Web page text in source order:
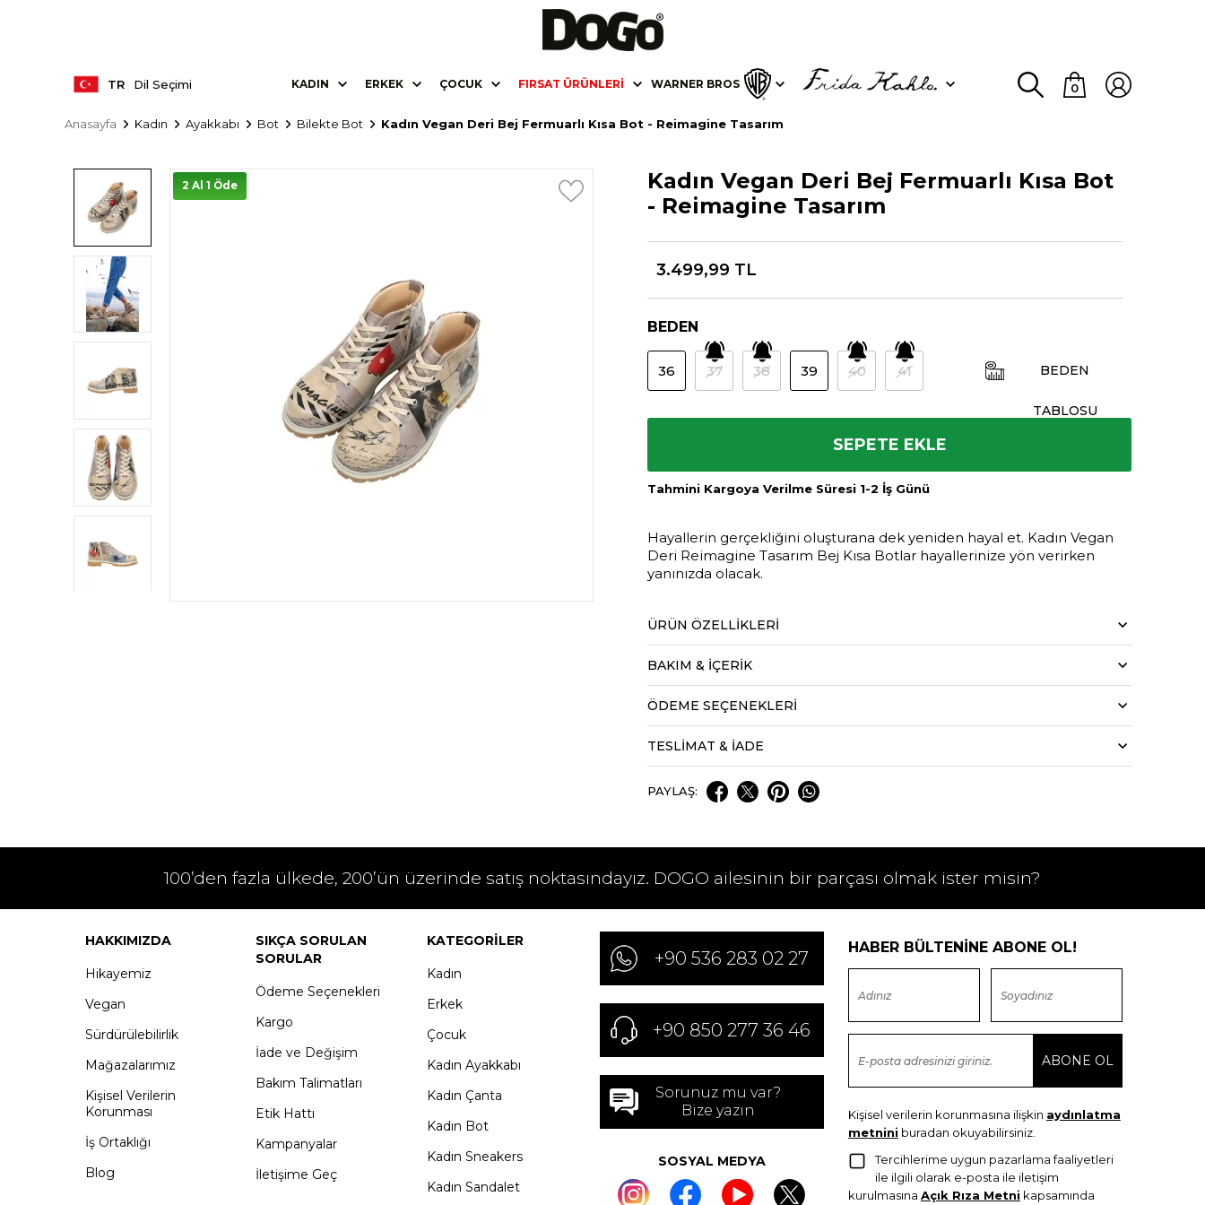
TR Dil Seçimi KADIN ERKEK ÇOCUK FIRSAT ÜRÜNLERI WARNER BROS 0
Anasayfa Kadın Ayakkabı Bot Bilekte Bot Kadın Vegan Deri Bej Fermuarlı Kısa Bot - Reimagine Tasarım
2 Al 1 Öde
Kadın Vegan Deri Bej Fermuarlı Kısa Bot
- Reimagine Tasarım
3.499,99 TL
BEDEN
36 37 38 39 40 41 BEDEN
TABLOSU
SEPETE EKLE
Tahmini Kargoya Verilme Süresi 1-2 İş Günü
Hayallerin gerçekliğini oluşturana dek yeniden hayal et. Kadın Vegan
Deri Reimagine Tasarım Bej Kısa Botlar hayallerinize yön verirken
yanınızda olacak.
ÜRÜN ÖZELLIKLERI
BAKIM & İÇERİK
ÖDEME SEÇENEKLERI
TESLİMAT & İADE
PAYLAŞ:
100’den fazla ülkede, 200’ün üzerinde satış noktasındayız. DOGO ailesinin bir parçası olmak ister misin?
HAKKIMIZDA
Hikayemiz
Vegan
Sürdürülebilirlik
Mağazalarımız
Kişisel Verilerin
Korunması
İş Ortaklığı
Blog
SIKÇA SORULAN
SORULAR
Ödeme Seçenekleri
Kargo
İade ve Değişim
Bakım Talimatları
Etik Hattı
Kampanyalar
İletişime Geç
KATEGORILER
Kadın
Erkek
Çocuk
Kadın Ayakkabı
Kadın Çanta
Kadın Bot
Kadın Sneakers
Kadın Sandalet
+90 536 283 02 27
+90 850 277 36 46
Sorunuz mu var?
Bize yazın
SOSYAL MEDYA
HABER BÜLTENİNE ABONE OL!
Kişisel verilerin korunmasına ilişkin aydınlatma
metnini buradan okuyabilirsiniz.
Tercihlerime uygun pazarlama faaliyetleri
ile ilgili olarak e-posta ile iletişim
kurulmasına Açık Rıza Metni kapsamında